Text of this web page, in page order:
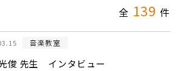
全 139 件
音楽教室
俊 先生 インタビュー